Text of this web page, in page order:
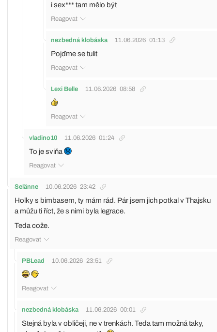
i sex*** tam mělo být
Reagovat
nezbedná klobáska 11.06.2026 01:13
Pojďme se tulit
Reagovat
Lexi Belle 11.06.2026 08:58
Reagovat
vladino10 11.06.2026 01:24
To je sviňa
Reagovat
Selänne 10.06.2026 23:42
Holky s bimbasem, ty mám rád. Pár jsem jich potkal v Thajsku
a můžu ti říct, že s nimi byla legrace.
Teda cože.
Reagovat
PBLead 10.06.2026 23:51
Reagovat
nezbedná klobáska 11.06.2026 00:01
Stejná byla v obličeji, ne v trenkách. Teda tam možná taky,